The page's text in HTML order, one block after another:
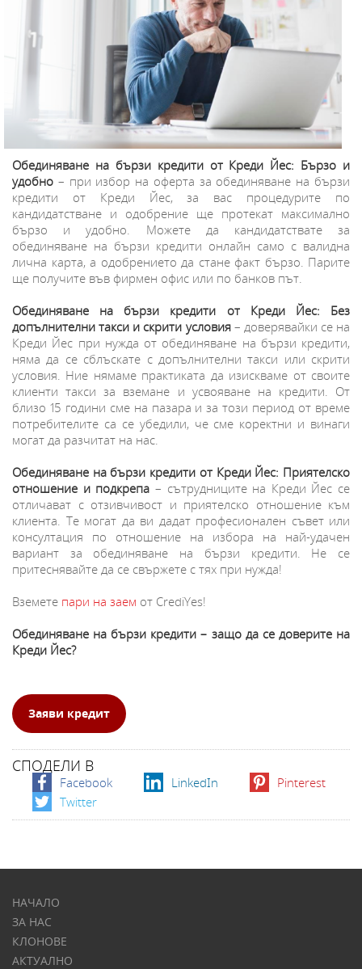
Обединяване на бързи кредити от Креди Йес: Бързо и
удобно – при избор на оферта за обединяване на бързи
кредити от Креди Йес, за вас процедурите по
кандидатстване и одобрение ще протекат максимално
бързо и удобно. Можете да кандидатствате за
обединяване на бързи кредити онлайн само с валидна
лична карта, а одобрението да стане факт бързо. Парите
ще получите във фирмен офис или по банков път.
Обединяване на бързи кредити от Креди Йес: Без
допълнителни такси и скрити условия– доверявайки се на
Креди Йес при нужда от обединяване на бързи кредити,
няма да се сблъскате с допълнителни такси или скрити
условия. Ние нямаме практиката да изискваме от своите
клиенти такси за вземане и усвояване на кредити. От
близо 15 години сме на пазара и за този период от време
потребителите са се убедили, че сме коректни и винаги
могат да разчитат на нас.
Обединяване на бързи кредити от Креди Йес: Приятелско
отношение и подкрепа – сътрудниците на Креди Йес се
отличават с отзивчивост и приятелско отношение към
клиента. Те могат да ви дадат професионален съвет или
консултация по отношение на избора на най-удачен
вариант за обединяване на бързи кредити. Не се
притеснявайте да се свържете с тях при нужда!
Вземете пари на заем​ от CrediYes!
Обединяване на бързи кредити – защо да се доверите на
Креди Йес?
Заяви кредит
СПОДЕЛИ В
Facebook LinkedIn
Pinterest
Twitter
НАЧАЛО
ЗА НАС
КЛОНОВЕ
АКТУАЛНО